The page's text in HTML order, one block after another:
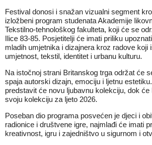
Festival donosi i snažan vizualni segment
izložbeni program studenata Akademije
Tekstilno-tehnološkog fakulteta, koji će se
Ilice 83-85. Posjetitelji će imati priliku
mladih umjetnika i dizajnera kroz radove koji
umjetnost, tekstil, identitet i urbanu kulturu.
Na istočnoj strani Britanskog trga održat će
spaja autorski dizajn, emociju i ljetnu
predstavit će novu ljubavnu kolekciju, dok
svoju kolekciju za ljeto 2026.
Poseban dio programa posvećen je djeci i
radionice i društvene igre, najmlađi će imati
kreativnost, igru i zajedništvo u sigurnom i